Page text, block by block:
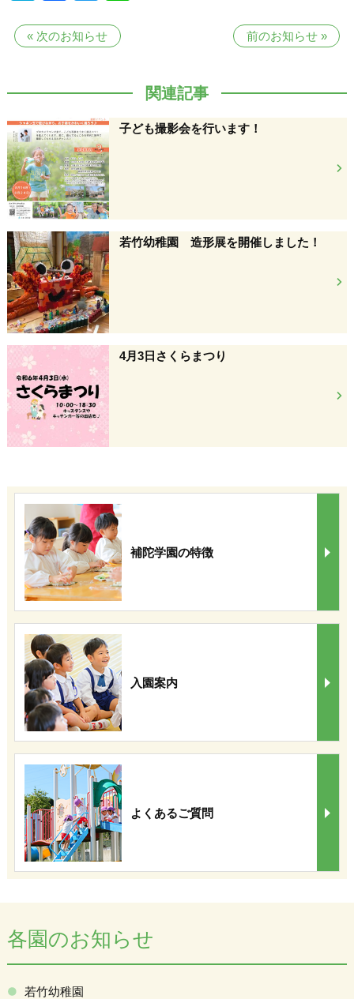
前のお知らせ»
« 次のお知らせ
関連記事
子ども撮影会を行います！
若竹幼稚園 造形展を開催しました！
4月3日さくらまつり
補陀学園の特徴
入園案内
よくあるご質問
各園のお知らせ
若竹幼稚園